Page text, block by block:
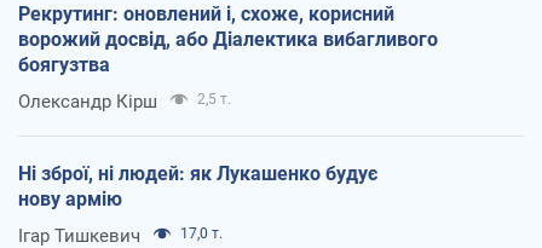
Рекрутинг: оновлений і, схоже, корисний
ворожий досвід, або Діалектика вибагливого
боягузтва
Олександр Кірш 2,5 т.
Ні зброї, ні людей: як Лукашенко будує
нову армію
Ігар Тишкевич 17,0 т.